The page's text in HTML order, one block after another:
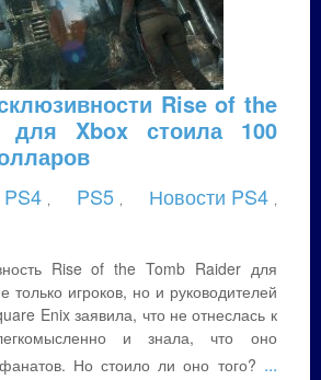
Rise of the
для Xbox стоила 100
PS4 PS5 Новости PS4
Rise of the Tomb Raider для
только игроков, но и руководителей
Enix заявила, что не отнеслась к
и знала, что оно
Но стоило ли оно того? ...